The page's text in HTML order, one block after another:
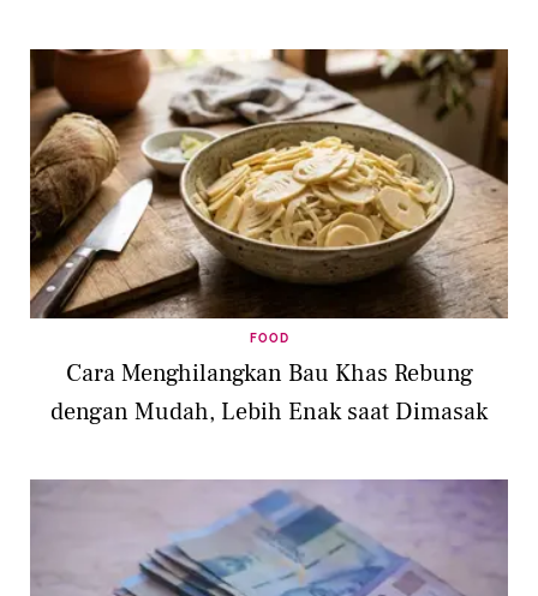
FOOD
Cara Menghilangkan Bau Khas Rebung
dengan Mudah, Lebih Enak saat Dimasak